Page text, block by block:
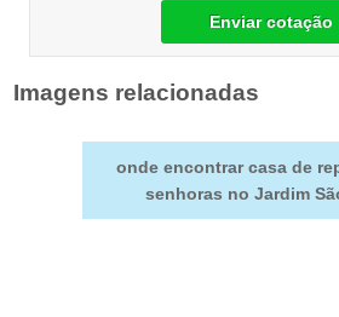
Enviar cotação
Imagens relacionadas
onde encontrar casa de
senhoras no Jardim